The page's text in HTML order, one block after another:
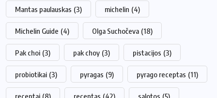
Mantas paulauskas (3) michelin (4)
Michelin Guide (4) Olga Suchočeva (18)
Pak choi (3) pak choy (3) pistacijos (3)
probiotikai (3) pyragas (9) pyrago receptas (11)